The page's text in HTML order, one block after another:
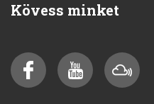
Kövess minket